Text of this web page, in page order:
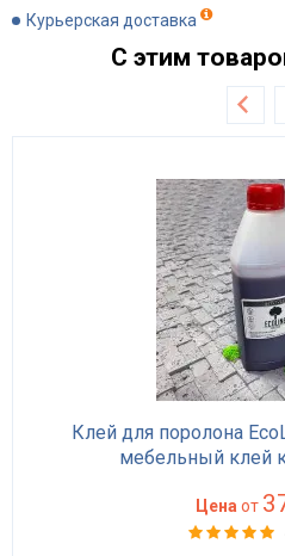
Курьерская доставка
С этим
Клей для поролона
мебельный клей
Цена от